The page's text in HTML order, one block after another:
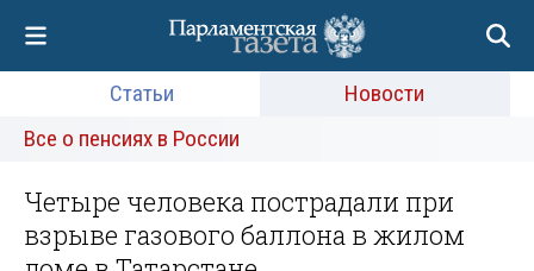
Статьи
Новости
Все о пенсиях в России
Четыре человека пострадали при
взрыве газового баллона в жилом